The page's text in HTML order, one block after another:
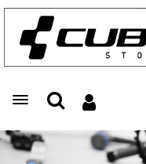
Toggle navigation